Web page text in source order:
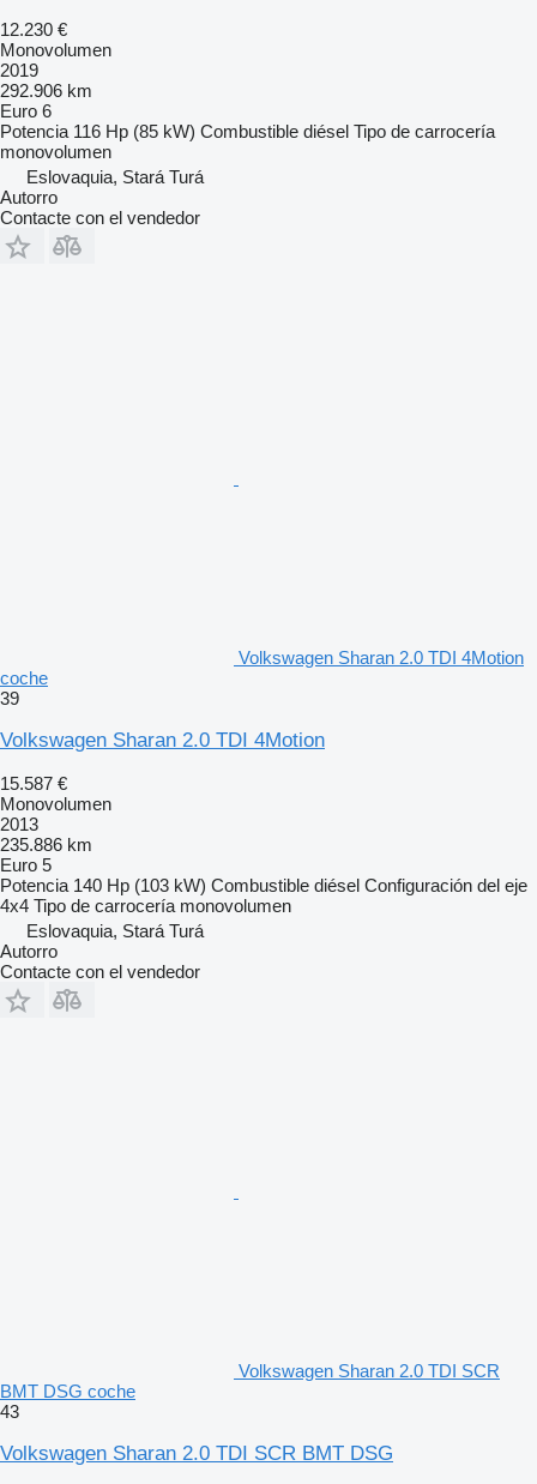
12.230 €
Monovolumen
2019
292.906 km
Euro 6
Potencia 116 Hp (85 kW) Combustible diésel Tipo de carrocería
monovolumen
Eslovaquia, Stará Turá
Autorro
Contacte con el vendedor
Volkswagen Sharan 2.0 TDI 4Motion
coche
39
Volkswagen Sharan 2.0 TDI 4Motion
15.587 €
Monovolumen
2013
235.886 km
Euro 5
Potencia 140 Hp (103 kW) Combustible diésel Configuración del eje
4x4 Tipo de carrocería monovolumen
Eslovaquia, Stará Turá
Autorro
Contacte con el vendedor
Volkswagen Sharan 2.0 TDI SCR
BMT DSG coche
43
Volkswagen Sharan 2.0 TDI SCR BMT DSG